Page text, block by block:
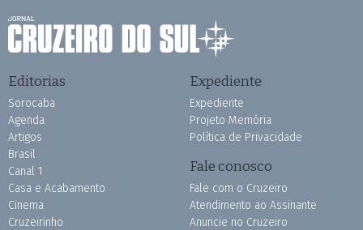
Editorias
Sorocaba
Agenda
Artigos
Brasil
Canal 1
Casa e Acabamento
Cinema
Cruzeirinho
Expediente
Expediente
Projeto Memória
Política de Privacidade
Fale conosco
Fale com o Cruzeiro
Atendimento ao Assinante
Anuncie no Cruzeiro